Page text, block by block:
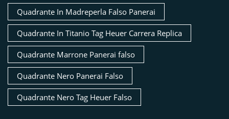
Quadrante In Madreperla Falso Panerai
Quadrante In Titanio Tag Heuer Carrera Replica
Quadrante Marrone Panerai falso
Quadrante Nero Panerai Falso
Quadrante Nero Tag Heuer Falso